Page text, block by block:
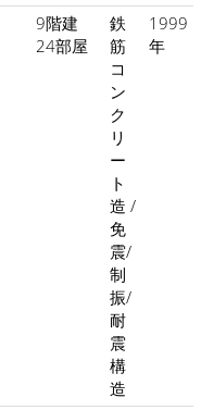
9階建
24部屋
鉄
筋
コ
ン
ク
リ
ー
ト
造 /
免
震/
制
振/
耐
震
構
造
1999
年